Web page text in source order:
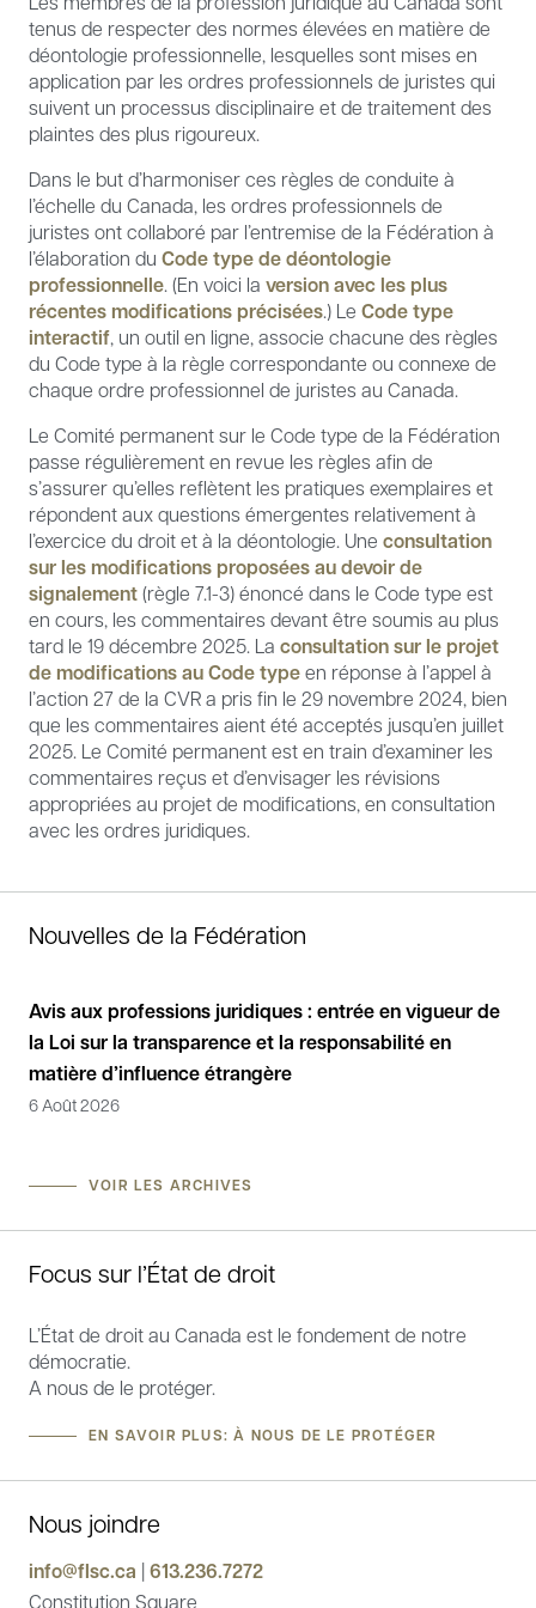
tenus de respecter des normes élevées en matière de
déontologie professionnelle, lesquelles sont mises en
application par les ordres professionnels de juristes qui
suivent un processus disciplinaire et de traitement des
plaintes des plus rigoureux.
Dans le but d’harmoniser ces règles de conduite à
l’échelle du Canada, les ordres professionnels de
juristes ont collaboré par l’entremise de la Fédération à
l’élaboration du Code type de déontologie
professionnelle. (En voici la version avec les plus
récentes modifications précisées.) Le Code type
interactif, un outil en ligne, associe chacune des règles
du Code type à la règle correspondante ou connexe de
chaque ordre professionnel de juristes au Canada.
Le Comité permanent sur le Code type de la Fédération
passe régulièrement en revue les règles afin de
s’assurer qu’elles reflètent les pratiques exemplaires et
répondent aux questions émergentes relativement à
l’exercice du droit et à la déontologie. Une consultation
sur les modifications proposées au devoir de
signalement(règle 7.1-3) énoncé dans le Code type est
en cours, les commentaires devant être soumis au plus
tard le 19 décembre 2025. La consultation sur le projet
de modifications au Code typeen réponse à l’appel à
l’action 27 de la CVR a pris fin le 29 novembre 2024, bien
que les commentaires aient été acceptés jusqu’en juillet
2025. Le Comité permanent est en train d’examiner les
commentaires reçus et d’envisager les révisions
appropriées au projet de modifications, en consultation
avec les ordres juridiques.
Nouvelles de la Fédération
Avis aux professions juridiques : entrée en vigueur de
la Loi sur la transparence et la responsabilité en
matière d’influence étrangère
6 Août 2026
VOIR LES ARCHIVES
Focus sur l’État de droit
L’État de droit au Canada est le fondement de notre
démocratie.
A nous de le protéger.
EN SAVOIR PLUS: À NOUS DE LE PROTÉGER
Nous joindre
info@flsc.ca |613.236.7272
Constitution Square